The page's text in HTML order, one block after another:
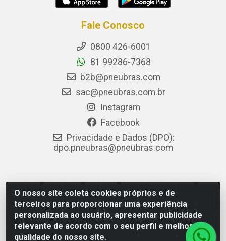
O nosso site coleta cookies próprios e de
terceiros para proporcionar uma experiência
personalizada ao usuário, apresentar publicidade
relevante de acordo com o seu perfil e melhorar a
qualidade do nosso site.
Fale Conosco
0800 426-6001
81 99286-7368
b2b@pneubras.com
sac@pneubras.com.br
Instagram
Facebook
Privacidade e Dados (DPO):
dpo.pneubras@pneubras.com
PneuBras - Rodovia BR-101, KM 82 - Prazeres,
Jaboatão dos Guararapes/PE - CEP 54.335-000 - CNPJ
08.678.386/0001-05 - Pneubras Comércio de Pneus
Ltda